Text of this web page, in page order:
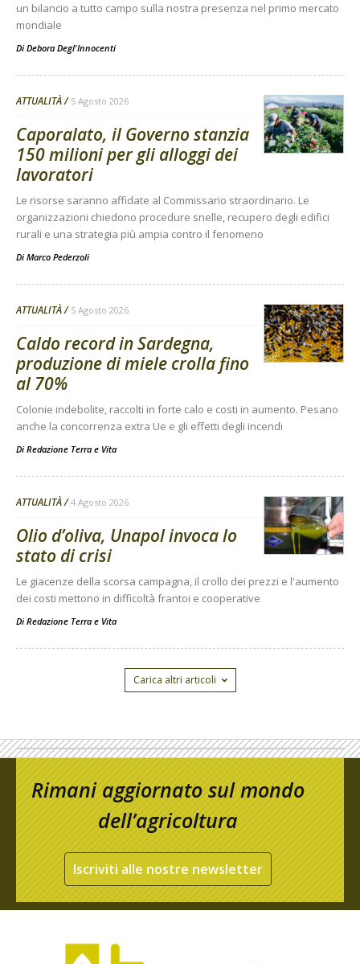
un bilancio a tutto campo sulla nostra presenza nel primo mercato
mondiale
Di Debora Degl'Innocenti
ATTUALITÀ 5 Agosto 2026
Caporalato, il Governo stanzia
150 milioni per gli alloggi dei
lavoratori
Le risorse saranno affidate al Commissario straordinario. Le
organizzazioni chiedono procedure snelle, recupero degli edifici
rurali e una strategia più ampia contro il fenomeno
Di Marco Pederzoli
ATTUALITÀ 5 Agosto 2026
Caldo record in Sardegna,
produzione di miele crolla fino
al 70%
Colonie indebolite, raccolti in forte calo e costi in aumento. Pesano
anche la concorrenza extra Ue e gli effetti degli incendi
Di Redazione Terra e Vita
ATTUALITÀ 4 Agosto 2026
Olio d’oliva, Unapol invoca lo
stato di crisi
Le giacenze della scorsa campagna, il crollo dei prezzi e l'aumento
dei costi mettono in difficoltà frantoi e cooperative
Di Redazione Terra e Vita
Carica altri articoli
Rimani aggiornato sul mondo
dell’agricoltura
Iscriviti alle nostre newsletter